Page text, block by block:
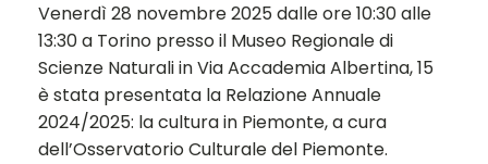
Venerdì 28 novembre 2025 dalle ore 10:30 alle
13:30 a Torino presso il Museo Regionale di
Scienze Naturali in Via Accademia Albertina, 15
è stata presentata la Relazione Annuale
2024/2025: la cultura in Piemonte, a cura
dell’Osservatorio Culturale del Piemonte.